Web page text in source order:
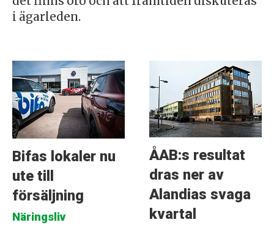
i ägarleden.
Bifas lokaler nu
ute till
försäljning
Näringsliv
ÅAB:s resultat
dras ner av
Alandias svaga
kvartal